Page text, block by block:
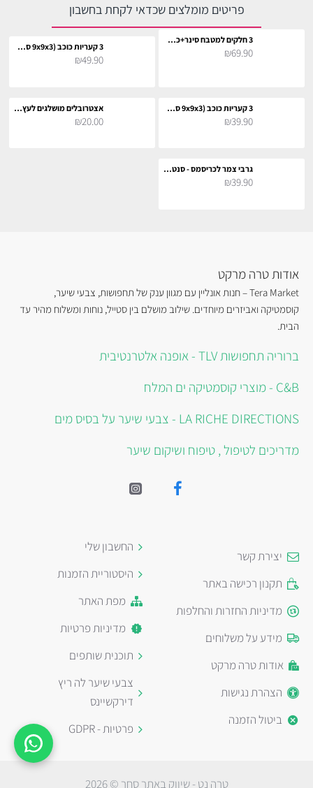
פריטים מומלצים שכדאי לקחת בחשבון
3 חלקים למטבח סינר+כפפה+תחתית לסיר
₪69.90 3 קעריות כוכב (9x9x3 ס"מ)
₪49.90
3 קעריות כוכב (9x9x3 ס"מ)
₪39.90
אצטרובלים מושלגים לעץ חג המולד
₪20.00
גרבי צמר לכריסמס - סנטה ואיילים
₪39.90
אודות טרה מרקט
Tera Market – חנות אונליין עם מגוון ענק של תחפושות, צבעי שיער,
קוסמטיקה ואביזרים מיוחדים. שילוב מושלם בין סטייל, נוחות ומשלוח מהיר עד
הבית.
ברוריה תחפושות TLV - אופנה אלטרנטיבית
C&B - מוצרי קוסמטיקה ים המלח
LA RICHE DIRECTIONS - צבעי שיער על בסיס מים
מדריכים לטיפול , טיפוח ושיקום שיער
יצירת קשר
תקנון רכישה באתר
מדיניות החזרות והחלפות
מידע על משלוחים
אודות טרה מרקט
הצהרת נגישות
ביטול הזמנה
החשבון שלי
היסטוריית הזמנות
מפת האתר
מדיניות פרטיות
תוכנית שותפים
צבעי שיער לה ריץ
דירקשיינס
פרטיות - GDPR
טרה נט - שיווק באתר סחר © 2026